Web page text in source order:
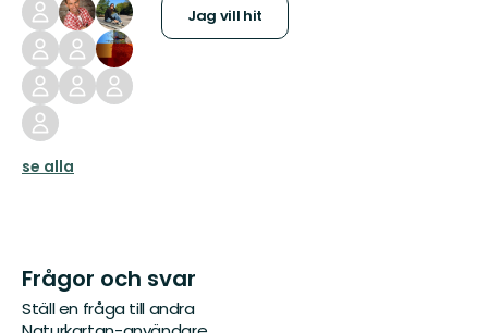
Jag vill hit
se alla
Frågor och svar
Ställ en fråga till andra